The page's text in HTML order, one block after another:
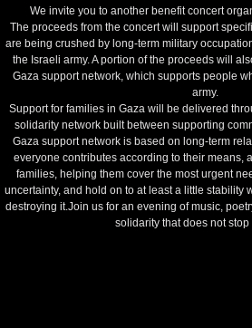
We invite you to another benefit concert
The proceeds from the concert will support
are being crushed by long-term military
the Israeli army. A portion of the proceeds will
Gaza support network, which supports people
army.
Support for families in Gaza will be delivered
solidarity network built between supporting
Gaza support network is based on long-term
everyone contributes according to their means,
families, helping them cover the most urgent
uncertainty, and hold on to at least a little stability
destroying it.Join us for an evening of music,
solidarity that does not stop